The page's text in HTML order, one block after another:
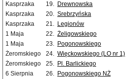
Kasprzaka
19. Drewnowska
Kasprzaka
20. Srebrzyńska
Kasprzaka
21. Legionów
1 Maja
22. Żeligowskiego
1 Maja
23. Pogonowskiego
Żeromskiego
24. Więckowskiego (LO nr 1)
Żeromskiego
25. Pl. Barlickiego
6 Sierpnia
26. Pogonowskiego NŻ